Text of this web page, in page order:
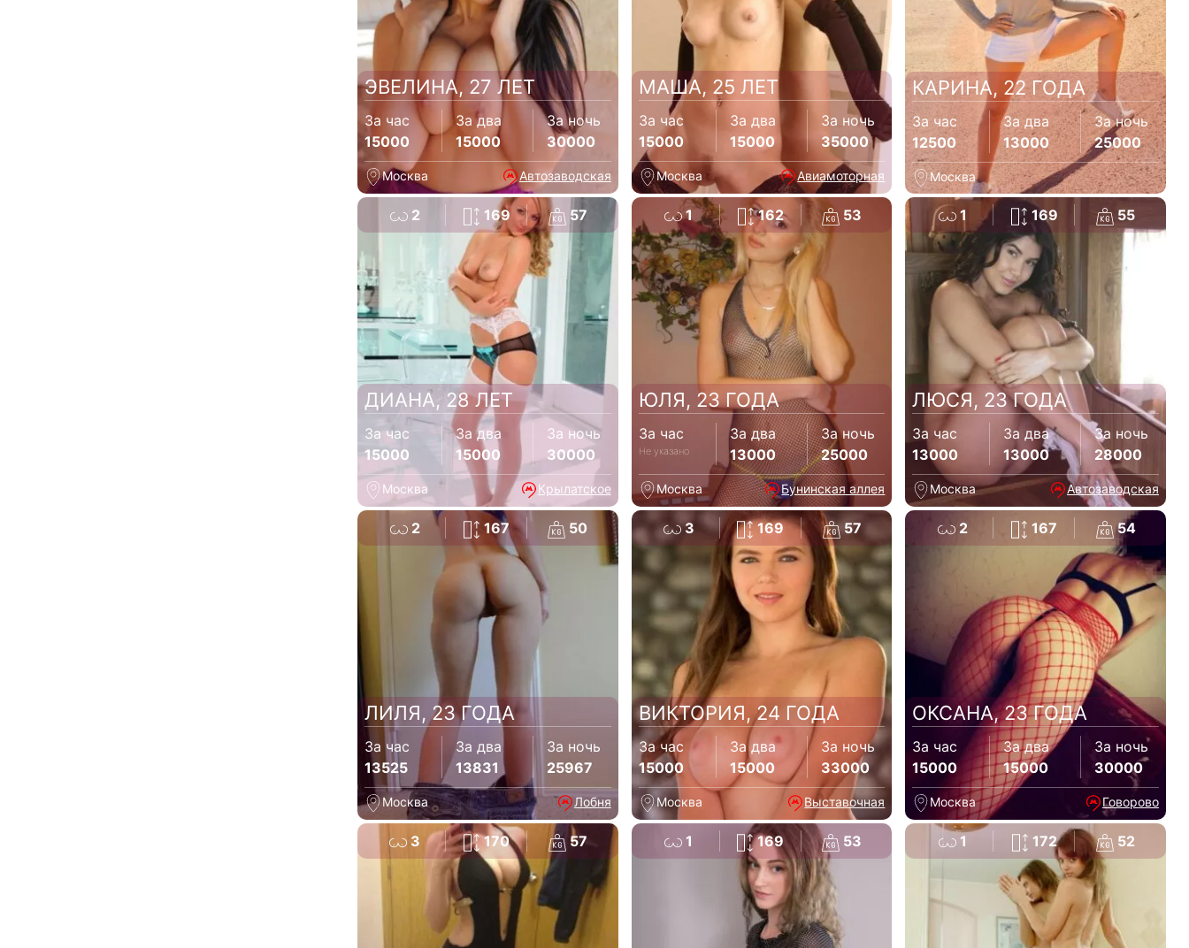
ЭВЕЛИНА, 27 ЛЕТ
За час
15000
За два
15000
За ночь
30000
Москва Автозаводская
МАША, 25 ЛЕТ
За час
15000
За два
15000
За ночь
35000
Москва Авиамоторная
КАРИНА, 22 ГОДА
За час
12500
За два
13000
За ночь
25000
Москва
2 169 57
ДИАНА, 28 ЛЕТ
За час
15000
За два
15000
За ночь
30000
Москва Крылатское
1 162 53
ЮЛЯ, 23 ГОДА
За час
Не указано
За два
13000
За ночь
25000
Москва Бунинская аллея
1 169 55
ЛЮСЯ, 23 ГОДА
За час
13000
За два
13000
За ночь
28000
Москва Автозаводская
2 167 50
ЛИЛЯ, 23 ГОДА
За час
13525
За два
13831
За ночь
25967
Москва Лобня
3 169 57
ВИКТОРИЯ, 24 ГОДА
За час
15000
За два
15000
За ночь
33000
Москва Выставочная
2 167 54
ОКСАНА, 23 ГОДА
За час
15000
За два
15000
За ночь
30000
Москва Говорово
3 170 57 1 169 53 1 172 52